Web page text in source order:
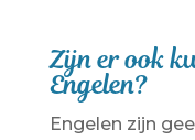
Zijn er ook
Engelen?
Engelen zijn